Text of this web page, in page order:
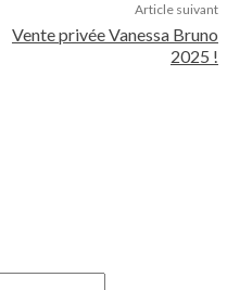
Article suivant
Vente privée Vanessa Bruno
2025 !